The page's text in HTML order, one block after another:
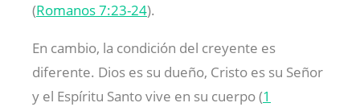
(Romanos 7:23-24).
En cambio, la condición del creyente es
diferente. Dios es su dueño, Cristo es su Señor
y el Espíritu Santo vive en su cuerpo (1